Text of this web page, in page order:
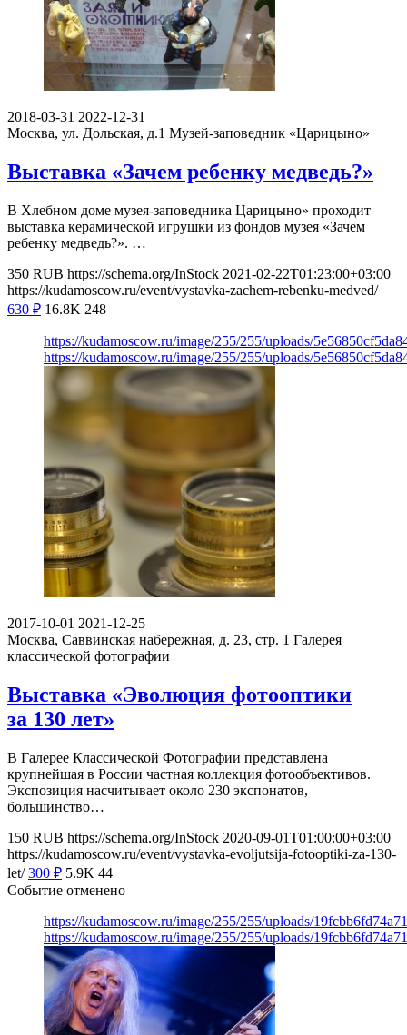
2018-03-31 2022-12-31
Москва, ул. Дольская, д.1 Музей-заповедник «Царицыно»
Выставка «Зачем ребенку медведь?»
В Хлебном доме музея-заповедника Царицыно» проходит
выставка керамической игрушки из фондов музея «Зачем
ребенку медведь?». …
350 RUB https://schema.org/InStock 2021-02-22T01:23:00+03:00
https://kudamoscow.ru/event/vystavka-zachem-rebenku-medved/
630 ₽ 16.8K 248
https://kudamoscow.ru/image/255/255/uploads/
https://kudamoscow.ru/image/255/255/uploads/
2017-10-01 2021-12-25
Москва, Саввинская набережная, д. 23, стр. 1 Галерея
классической фотографии
Выставка «Эволюция фотооптики
за 130 лет»
В Галерее Классической Фотографии представлена
крупнейшая в России частная коллекция фотообъективов.
Экспозиция насчитывает около 230 экспонатов,
большинство…
150 RUB https://schema.org/InStock 2020-09-01T01:00:00+03:00
https://kudamoscow.ru/event/vystavka-evoljutsija-fotooptiki-za-130-
let/ 300 ₽ 5.9K 44
Событие отменено
https://kudamoscow.ru/image/255/255/uploads/
https://kudamoscow.ru/image/255/255/uploads/